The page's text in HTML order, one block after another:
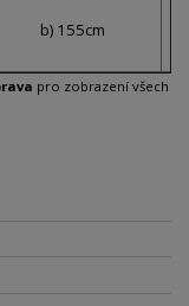
b) 155cm
pro zobrazení všech